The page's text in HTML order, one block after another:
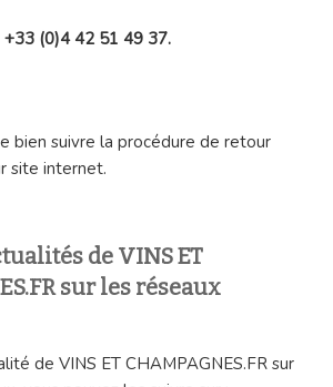
+33 (0)4 42 51 49 37.
bien suivre la procédure de retour
site internet.
de VINS ET
sur les réseaux
de VINS ET CHAMPAGNES.FR sur